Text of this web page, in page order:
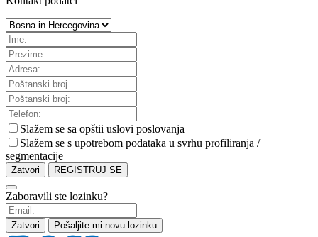
Slažem se sa opštii uslovi poslovanja
Slažem se s upotrebom podataka u svrhu profiliranja /
segmentacije
Zatvori REGISTRUJ SE
Zaboravili ste lozinku?
Zatvori Pošaljite mi novu lozinku